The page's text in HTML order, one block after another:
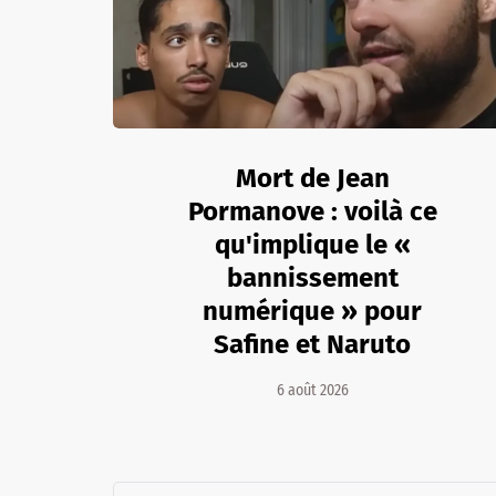
Mort de Jean
Pormanove : voilà ce
qu'implique le «
bannissement
numérique » pour
Safine et Naruto
6 août 2026